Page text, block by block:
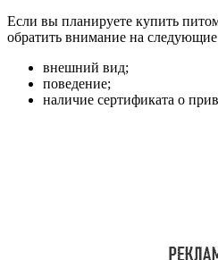
Если вы планируете купить
обратить внимание на
внешний вид;
поведение;
наличие сертификата о